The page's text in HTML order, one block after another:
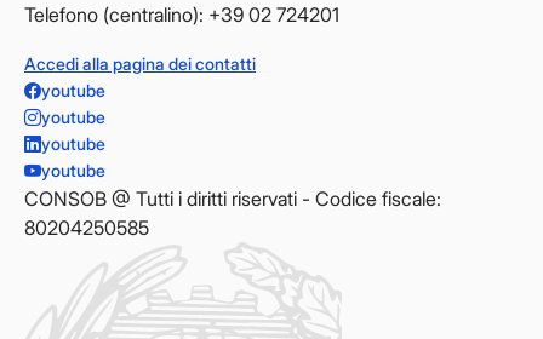
Telefono (centralino): +39 02 724201
Accedi alla pagina dei contatti
youtube
youtube
youtube
youtube
CONSOB @ Tutti i diritti riservati - Codice fiscale:
80204250585